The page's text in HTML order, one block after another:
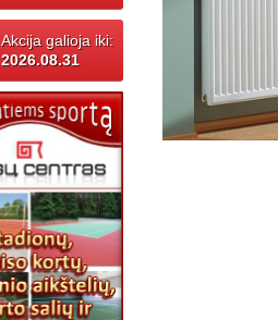
Akcija galioja iki:
2026.08.31